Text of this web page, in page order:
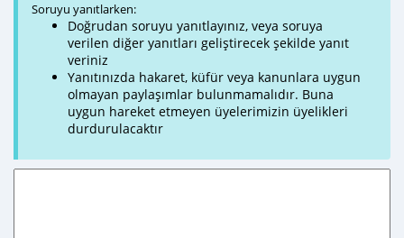
Soruyu yanıtlarken:
Doğrudan soruyu yanıtlayınız, veya soruya
verilen diğer yanıtları geliştirecek şekilde yanıt
veriniz
Yanıtınızda hakaret, küfür veya kanunlara uygun
olmayan paylaşımlar bulunmamalıdır. Buna
uygun hareket etmeyen üyelerimizin üyelikleri
durdurulacaktır